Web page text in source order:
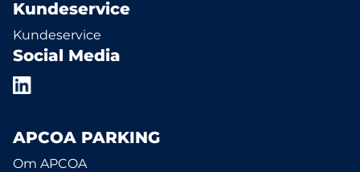
Kundeservice
Kundeservice
Social Media
APCOA PARKING
Om APCOA